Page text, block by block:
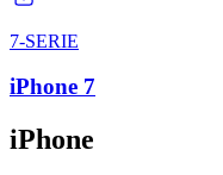
7-SERIE
iPhone 7
iPhone